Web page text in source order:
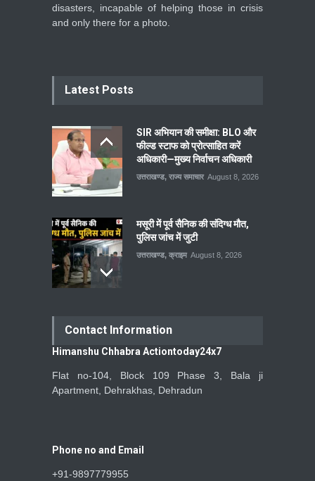
disasters, incapable of helping those in crisis
and only there for a photo.
Latest Posts
SIR अभियान की समीक्षा: BLO और
फील्ड स्टाफ को प्रोत्साहित करें
अधिकारी—मुख्य निर्वाचन अधिकारी
उत्तराखण्ड, राज्य समाचार August 8, 2026
मसूरी में पूर्व सैनिक की संदिग्ध मौत,
पुलिस जांच में जुटी
उत्तराखण्ड, क्राइम August 8, 2026
Contact Information
Himanshu Chhabra Actiontoday24x7
Flat no-104, Block 109 Phase 3, Bala ji
Apartment, Dehrakhas, Dehradun
Phone no and Email
+91-9897779955